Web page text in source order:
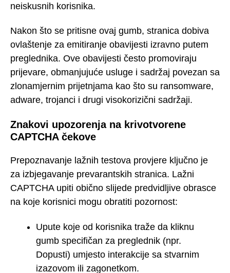
neiskusnih korisnika.
Nakon što se pritisne ovaj gumb, stranica dobiva
ovlaštenje za emitiranje obavijesti izravno putem
preglednika. Ove obavijesti često promoviraju
prijevare, obmanjujuće usluge i sadržaj povezan sa
zlonamjernim prijetnjama kao što su ransomware,
adware, trojanci i drugi visokorizični sadržaji.
Znakovi upozorenja na krivotvorene
CAPTCHA čekove
Prepoznavanje lažnih testova provjere ključno je
za izbjegavanje prevarantskih stranica. Lažni
CAPTCHA upiti obično slijede predvidljive obrasce
na koje korisnici mogu obratiti pozornost:
Upute koje od korisnika traže da kliknu
gumb specifičan za preglednik (npr.
Dopusti) umjesto interakcije sa stvarnim
izazovom ili zagonetkom.